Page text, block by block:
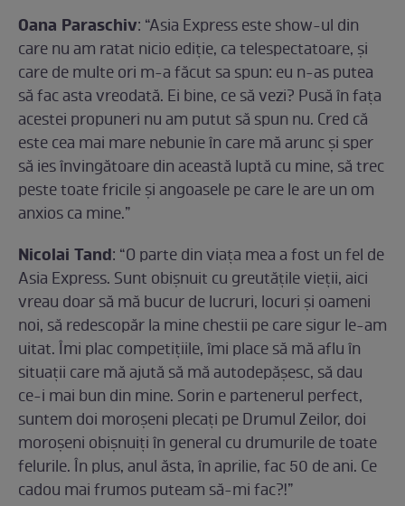
Oana Paraschiv: “Asia Express este show-ul din
care nu am ratat nicio ediție, ca telespectatoare, și
care de multe ori m-a făcut sa spun: eu n-as putea
să fac asta vreodată. Ei bine, ce să vezi? Pusă în faţa
acestei propuneri nu am putut să spun nu. Cred că
este cea mai mare nebunie în care mă arunc și sper
să ies învingătoare din această luptă cu mine, să trec
peste toate fricile și angoasele pe care le are un om
anxios ca mine.”
Nicolai Tand: “O parte din viața mea a fost un fel de
Asia Express. Sunt obișnuit cu greutățile vieții, aici
vreau doar să mă bucur de lucruri, locuri și oameni
noi, să redescopăr la mine chestii pe care sigur le-am
uitat. Îmi plac competițiile, îmi place să mă aflu în
situații care mă ajută să mă autodepășesc, să dau
ce-i mai bun din mine. Sorin e partenerul perfect,
suntem doi moroșeni plecați pe Drumul Zeilor, doi
moroșeni obișnuiți în general cu drumurile de toate
felurile. În plus, anul ăsta, în aprilie, fac 50 de ani. Ce
cadou mai frumos puteam să-mi fac?!”